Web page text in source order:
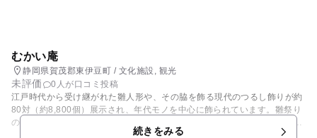
むかい庵
静岡県賀茂郡東伊豆町 / 文化施設, 観光
未評価
0人が口コミ投稿
江戸時代から受け継がれた雛人形や、その脇を飾る現代のつるし飾りが約
80対（約8,800個）展示され、年代モノを中心に飾られています。雛祭り
の際雛壇の両脇に一対のつるし飾りを飾る風習が古く江戸時代からありま
続きをみる